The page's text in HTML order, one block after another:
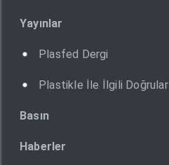
Yayınlar
Plasfed Dergi
Plastikle İle İlgili Doğrular
Basın
Haberler